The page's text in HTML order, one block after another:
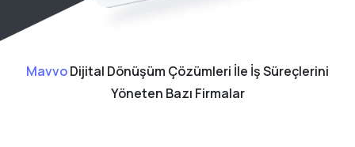
MavvoDijital Dönüşüm Çözümleri İle İş Süreçlerini
Yöneten Bazı Firmalar